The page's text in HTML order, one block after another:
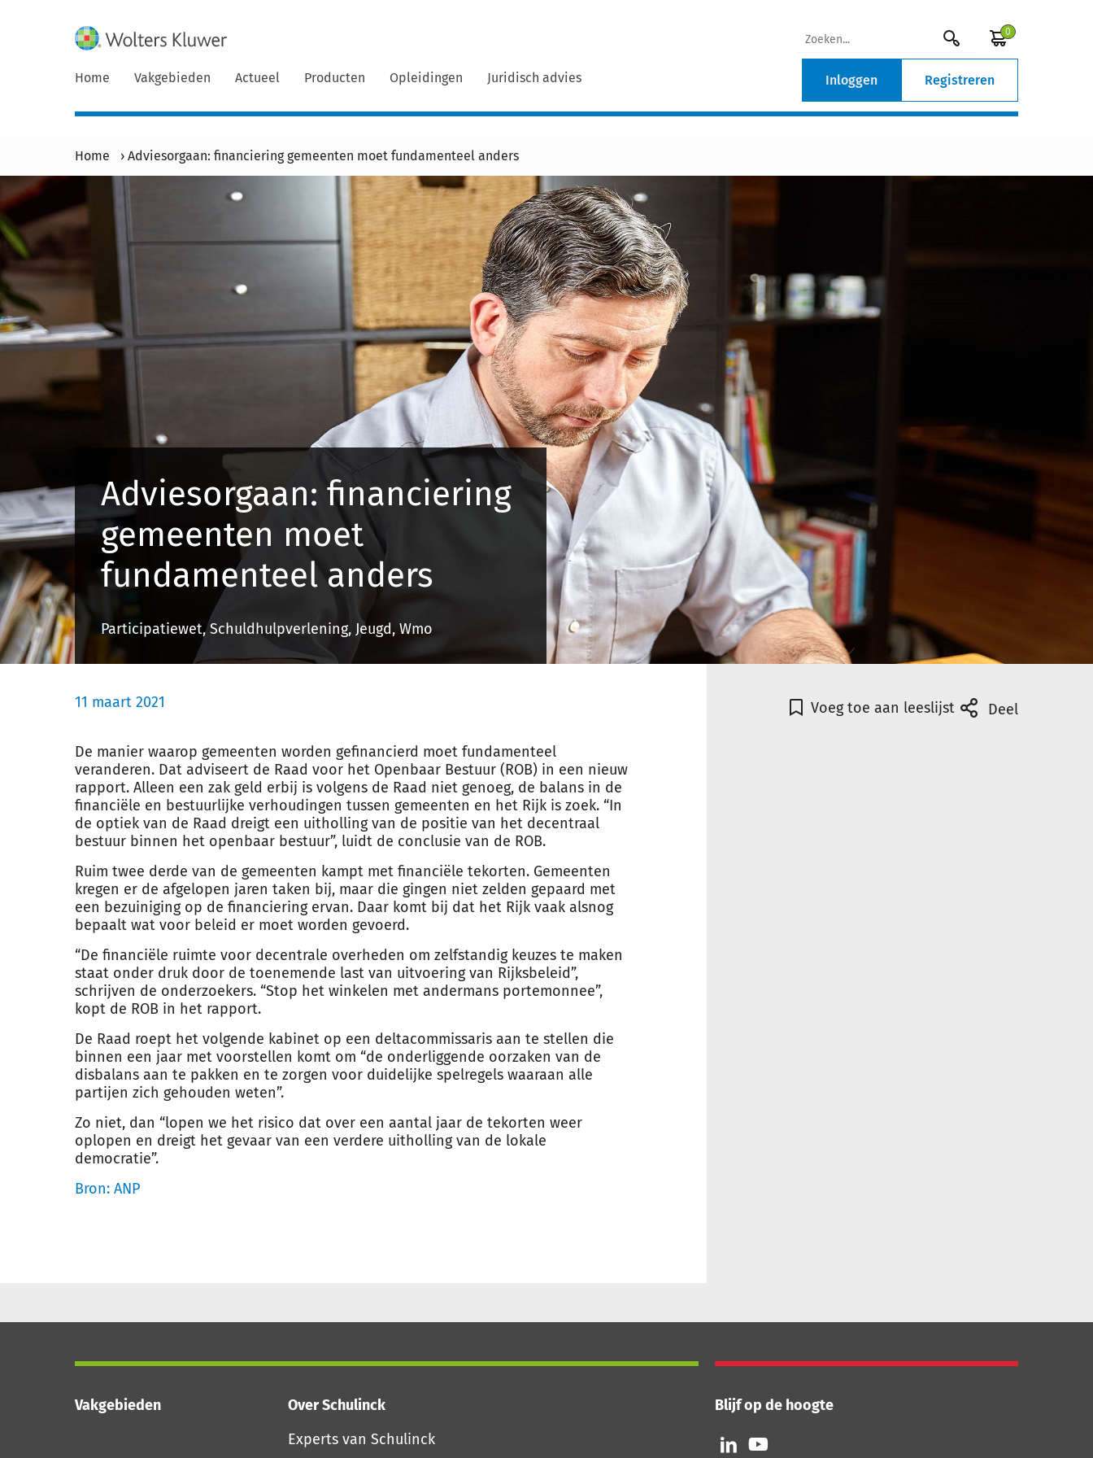
0
Home Vakgebieden Actueel Producten Opleidingen Juridisch advies Inloggen Registreren
Home › Adviesorgaan: financiering gemeenten moet fundamenteel anders
Adviesorgaan: financiering
gemeenten moet
fundamenteel anders
Participatiewet, Schuldhulpverlening, Jeugd, Wmo
11 maart 2021
De manier waarop gemeenten worden gefinancierd moet fundamenteel
veranderen. Dat adviseert de Raad voor het Openbaar Bestuur (ROB) in een nieuw
rapport. Alleen een zak geld erbij is volgens de Raad niet genoeg, de balans in de
financiële en bestuurlijke verhoudingen tussen gemeenten en het Rijk is zoek. “In
de optiek van de Raad dreigt een uitholling van de positie van het decentraal
bestuur binnen het openbaar bestuur”, luidt de conclusie van de ROB.
Ruim twee derde van de gemeenten kampt met financiële tekorten. Gemeenten
kregen er de afgelopen jaren taken bij, maar die gingen niet zelden gepaard met
een bezuiniging op de financiering ervan. Daar komt bij dat het Rijk vaak alsnog
bepaalt wat voor beleid er moet worden gevoerd.
“De financiële ruimte voor decentrale overheden om zelfstandig keuzes te maken
staat onder druk door de toenemende last van uitvoering van Rijksbeleid”,
schrijven de onderzoekers. “Stop het winkelen met andermans portemonnee”,
kopt de ROB in het rapport.
De Raad roept het volgende kabinet op een deltacommissaris aan te stellen die
binnen een jaar met voorstellen komt om “de onderliggende oorzaken van de
disbalans aan te pakken en te zorgen voor duidelijke spelregels waaraan alle
partijen zich gehouden weten”.
Zo niet, dan “lopen we het risico dat over een aantal jaar de tekorten weer
oplopen en dreigt het gevaar van een verdere uitholling van de lokale
democratie”.
Bron: ANP
Voeg toe aan leeslijst Deel
Vakgebieden
Over Schulinck
Experts van Schulinck
Blijf op de hoogte
Volg
Volg